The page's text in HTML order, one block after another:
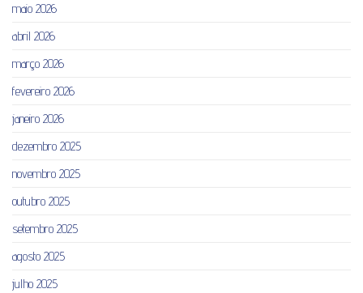
maio 2026
abril 2026
março 2026
fevereiro 2026
janeiro 2026
dezembro 2025
novembro 2025
outubro 2025
setembro 2025
agosto 2025
julho 2025